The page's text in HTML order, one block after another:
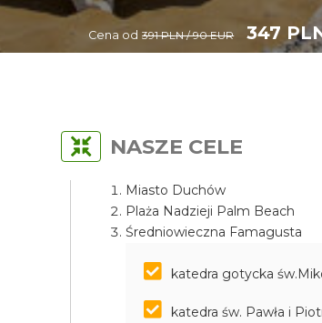
Cena od 391 PLN / 90 EUR 347
NASZE CELE
Miasto Duchów
Plaża Nadzieji Palm Beach
Średniowieczna Famagusta
katedra gotycka
katedra św. Pawła i